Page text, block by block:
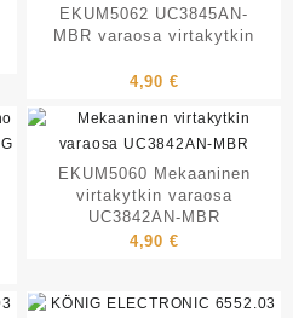
EKUM5062 UC3845AN-
MBR varaosa virtakytkin
4,90 €
EKUM5060 Mekaaninen
virtakytkin varaosa
UC3842AN-MBR
4,90 €